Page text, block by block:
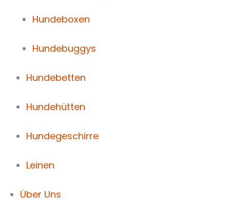
Hundeboxen
Hundebuggys
Hundebetten
Hundehütten
Hundegeschirre
Leinen
Über Uns